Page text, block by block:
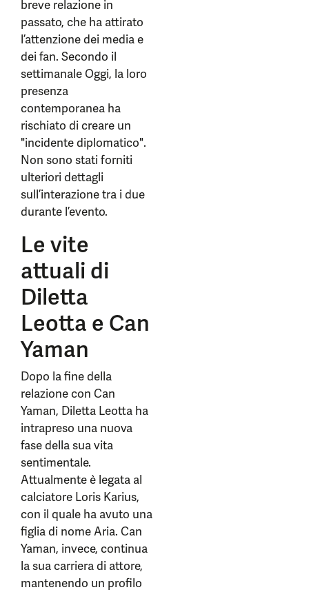
breve relazione in
passato, che ha attirato
l’attenzione dei media e
dei fan. Secondo il
settimanale Oggi, la loro
presenza
contemporanea ha
rischiato di creare un
"incidente diplomatico".
Non sono stati forniti
ulteriori dettagli
sull’interazione tra i due
durante l’evento.
Le vite
attuali di
Diletta
Leotta e Can
Yaman
Dopo la fine della
relazione con Can
Yaman, Diletta Leotta ha
intrapreso una nuova
fase della sua vita
sentimentale.
Attualmente è legata al
calciatore Loris Karius,
con il quale ha avuto una
figlia di nome Aria. Can
Yaman, invece, continua
la sua carriera di attore,
mantenendo un profilo